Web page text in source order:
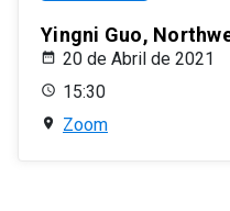
Yingni Guo,
20 de Abril de 2021
15:30
Zoom